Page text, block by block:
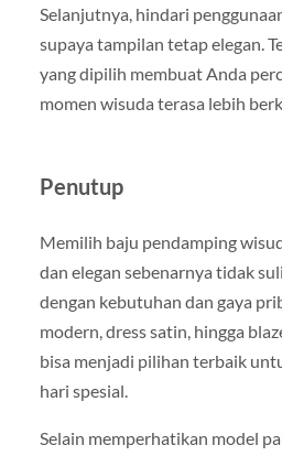
Selanjutnya, hindari
supaya tampilan tetap elegan.
yang dipilih membuat Anda
momen wisuda terasa lebih
Penutup
Memilih baju pendamping
dan elegan sebenarnya tidak
dengan kebutuhan dan gaya
modern, dress satin, hingga
bisa menjadi pilihan terbaik
hari spesial.
Selain memperhatikan model